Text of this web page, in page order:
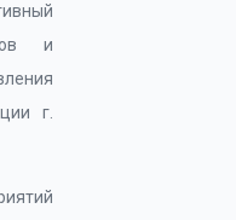
и
г.